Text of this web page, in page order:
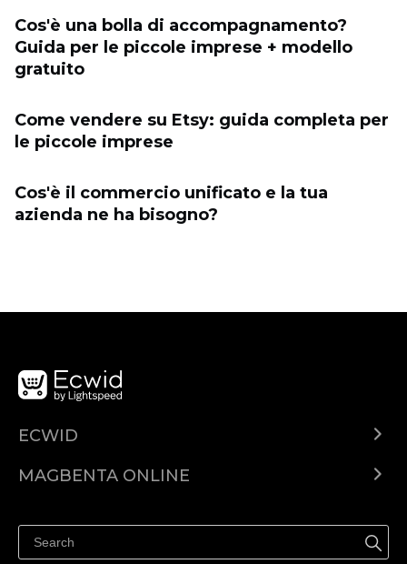
Cos'è una bolla di accompagnamento?
Guida per le piccole imprese + modello
gratuito
Come vendere su Etsy: guida completa per
le piccole imprese
Cos'è il commercio unificato e la tua
azienda ne ha bisogno?
ECWID
Help center
MAGBENTA ONLINE
Ibenta sa Facebook